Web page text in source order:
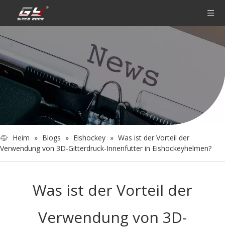
Heim » Blogs » Eishockey » Was ist der Vorteil der
Verwendung von 3D-Gitterdruck-Innenfutter in Eishockeyhelmen?
Was ist der Vorteil der
Verwendung von 3D-